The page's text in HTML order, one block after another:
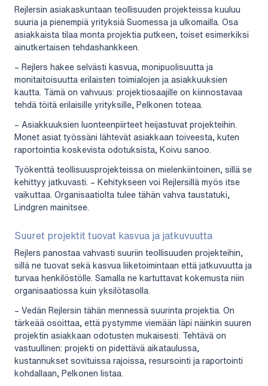
Rejlersin asiakaskuntaan teollisuuden projekteissa kuuluu
suuria ja pienempiä yrityksiä Suomessa ja ulkomailla. Osa
asiakkaista tilaa monta projektia putkeen, toiset esimerkiksi
ainutkertaisen tehdashankkeen.
– Rejlers hakee selvästi kasvua, monipuolisuutta ja
monitaitoisuutta erilaisten toimialojen ja asiakkuuksien
kautta. Tämä on vahvuus: projektiosaajille on kiinnostavaa
tehdä töitä erilaisille yrityksille, Pelkonen toteaa.
– Asiakkuuksien luonteenpiirteet heijastuvat projekteihin.
Monet asiat työssäni lähtevät asiakkaan toiveesta, kuten
raportointia koskevista odotuksista, Koivu sanoo.
Työkenttä teollisuusprojekteissa on mielenkiintoinen, sillä se
kehittyy jatkuvasti. – Kehitykseen voi Rejlersillä myös itse
vaikuttaa. Organisaatiolta tulee tähän vahva taustatuki,
Lindgren mainitsee.
Suuret projektit tuovat kasvua ja jatkuvuutta
Rejlers panostaa vahvasti suuriin teollisuuden projekteihin,
sillä ne tuovat sekä kasvua liiketoimintaan että jatkuvuutta ja
turvaa henkilöstölle. Samalla ne kartuttavat kokemusta niin
organisaatiossa kuin yksilötasolla.
– Vedän Rejlersin tähän mennessä suurinta projektia. On
tärkeää osoittaa, että pystymme viemään läpi näinkin suuren
projektin asiakkaan odotusten mukaisesti. Tehtävä on
vastuullinen: projekti on pidettävä aikataulussa,
kustannukset sovituissa rajoissa, resursointi ja raportointi
kohdallaan, Pelkonen listaa.